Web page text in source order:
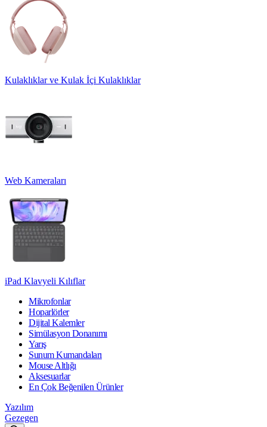
Kulaklıklar ve Kulak İçi Kulaklıklar
Web Kameraları
iPad Klavyeli Kılıflar
Mikrofonlar
Hoparlörler
Dijital Kalemler
Simülasyon Donanımı
Yarış
Sunum Kumandaları
Mouse Altlığı
Aksesuarlar
En Çok Beğenilen Ürünler
Yazılım
Gezegen